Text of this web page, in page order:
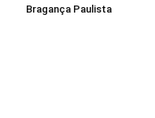
Bragança Paulista